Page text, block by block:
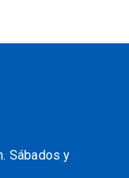
Sábados y